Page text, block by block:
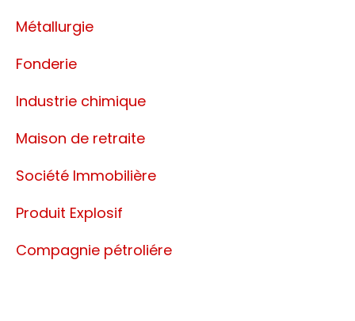
Métallurgie
Fonderie
Industrie chimique
Maison de retraite
Société Immobilière
Produit Explosif
Compagnie pétroliére